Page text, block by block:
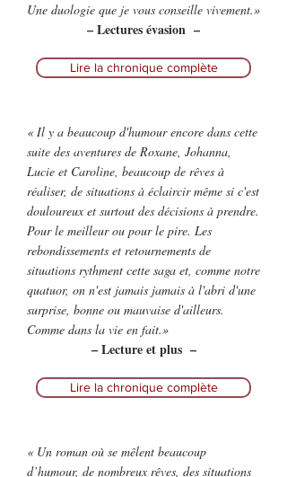
Une duologie que je vous conseille vivement.»
– Lectures évasion –
Lire la chronique complète
« Il y a beaucoup d'humour encore dans cette
suite des aventures de Roxane, Johanna,
Lucie et Caroline, beaucoup de rêves à
réaliser, de situations à éclaircir même si c'est
douloureux et surtout des décisions à prendre.
Pour le meilleur ou pour le pire. Les
rebondissements et retournements de
situations rythment cette saga et, comme notre
quatuor, on n'est jamais jamais à l'abri d'une
surprise, bonne ou mauvaise d'ailleurs.
Comme dans la vie en fait.»
– Lecture et plus –
Lire la chronique complète
« Un roman où se mêlent beaucoup
d’humour, de nombreux rêves, des situations